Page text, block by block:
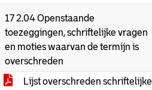
17 2.04 Openstaande
toezeggingen, schriftelijke vragen
en moties waarvan de termijn is
overschreden
Lijst overschreden schriftelijke